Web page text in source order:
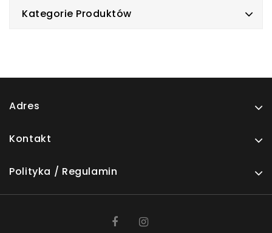
Kategorie Produktów
Adres
Kontakt
Polityka / Regulamin